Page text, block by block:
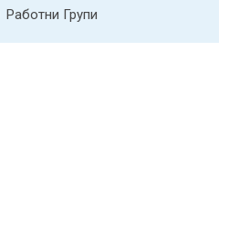
Работни Групи